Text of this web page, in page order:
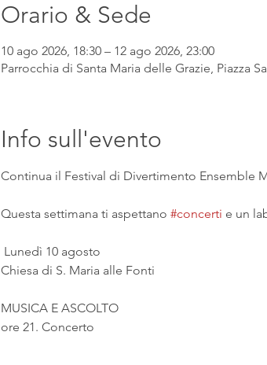
Orario & Sede
10 ago 2026, 18:30 – 12 ago 2026, 23:00
Parrocchia di Santa Maria delle Grazie, Piazza
Info sull'evento
Continua il Festival di Divertimento Ensemble
Questa settimana ti aspettano #concerti e un
Lunedì 10 agosto
Chiesa di S. Maria alle Fonti
MUSICA E ASCOLTO
ore 21. Concerto